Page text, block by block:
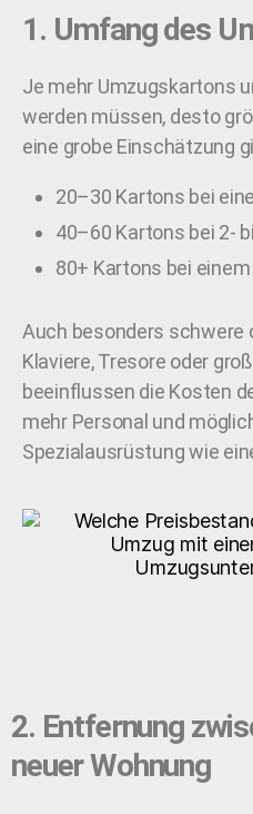
1. Umfang des
Je mehr Umzugskartons
werden müssen, desto
eine grobe Einschätzung
20–30 Kartons bei
40–60 Kartons bei 2-
80+ Kartons bei
Auch besonders schwere
Klaviere, Tresore oder
beeinflussen die Kosten
mehr Personal und
Spezialausrüstung wie
2. Entfernung
neuer Wohnung